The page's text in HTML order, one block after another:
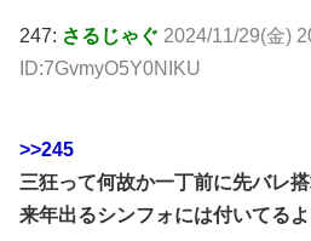
247: さるじゃぐ 2024/11/29(金)
ID:7GvmyO5Y0NIKU
>>245
三狂って何故か一丁前に先バレ
来年出るシンフォには付いてる